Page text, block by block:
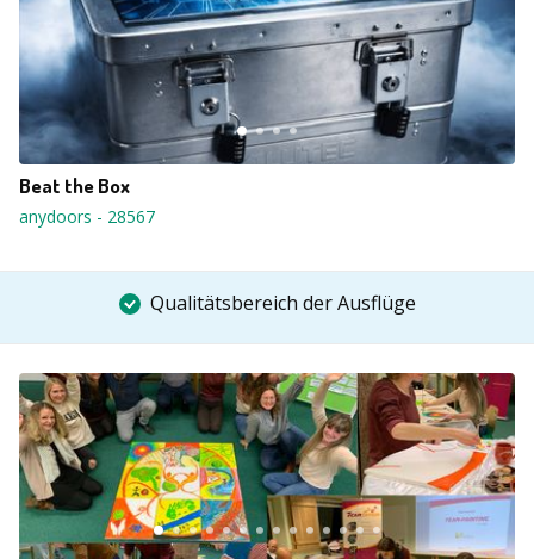
Beat the Box
anydoors - 28567
Qualitätsbereich der Ausflüge